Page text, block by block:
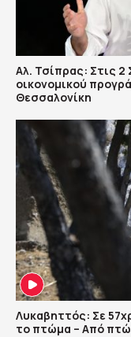
Αλ. Τσίπρας: Στις
οικονομικού
Θεσσαλονίκη
Λυκαβηττός: Σε
το πτώμα – Από